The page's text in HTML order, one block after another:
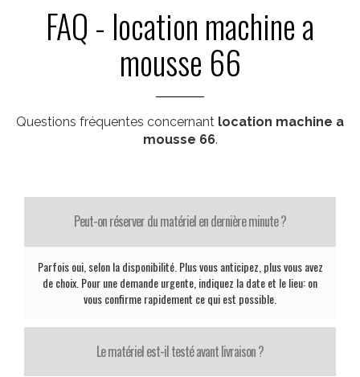
FAQ - location machine a
mousse 66
Questions fréquentes concernant location machine a
mousse 66.
Peut-on réserver du matériel en dernière minute ?
Parfois oui, selon la disponibilité. Plus vous anticipez, plus vous avez
de choix. Pour une demande urgente, indiquez la date et le lieu: on
vous confirme rapidement ce qui est possible.
Le matériel est-il testé avant livraison ?